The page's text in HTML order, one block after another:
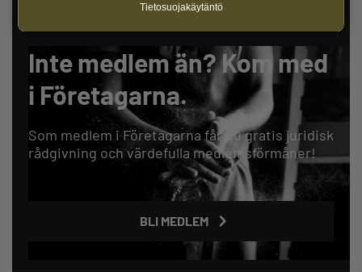
Inte medlem än? Kom med
i Företagarna.
Som medlem i Företagarna får du gratis juridisk
rådgivning och värdefulla medlemsförmåner!
BLI MEDLEM
Tietosuojakäytäntö